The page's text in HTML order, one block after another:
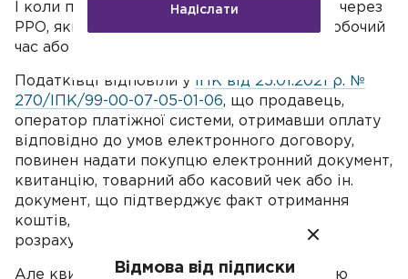
І коли проводити розрахункову операцію через
РРО, якщо покупець оплатив товар у неробочий
час або вихідний.
Податківці відповіли у ІПК від 25.01.2021 р. №
270/ІПК/99-00-07-05-01-06, що продавець,
оператор платіжної системи, отримавши оплату
відповідно до умов електронного договору,
повинен надати покупцю електронний документ,
квитанцію, товарний або касовий чек або ін.
документ, що підтверджує факт отримання
коштів, із зазначенням дати здійснення
розрахунку (п. 3 ст. 13 ЗУ № 675).
Але квитанція за розрахунок за допомогою
Надіслати
Відмова від підписки